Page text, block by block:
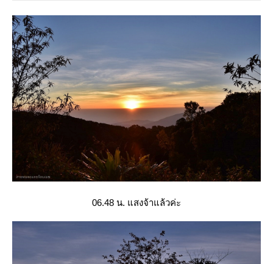
06.48 น. แสงจ้าแล้วค่ะ